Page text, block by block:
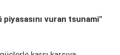
vuran tsunami"